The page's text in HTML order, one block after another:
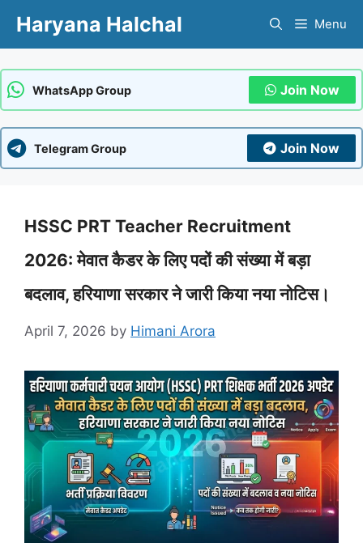
content
Haryana Halchal Menu
WhatsApp Group Join Now
Telegram Group Join Now
HSSC PRT Teacher Recruitment
2026: मेवात कैडर के लिए पदों की संख्या में बड़ा
बदलाव, हरियाणा सरकार ने जारी किया नया नोटिस।
April 7, 2026 by Himani Arora